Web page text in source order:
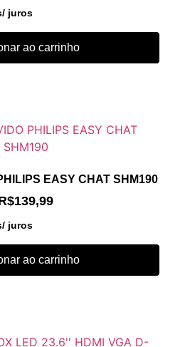
juros
ao carrinho
EASY CHAT SHM190
139,99
juros
ao carrinho